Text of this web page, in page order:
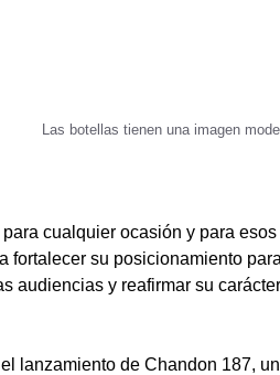
Las botellas tienen una imagen
cualquier ocasión y para
fortalecer su posicionamiento para
audiencias y reafirmar su
lanzamiento de Chandon 187,